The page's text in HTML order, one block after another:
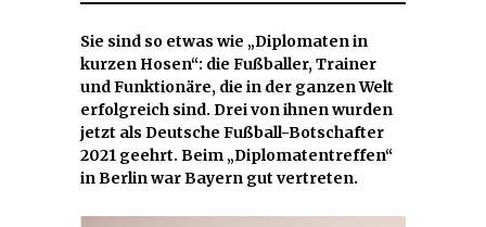
Sie sind so etwas wie „Diplomaten in
kurzen Hosen“: die Fußballer, Trainer
und Funktionäre, die in der ganzen Welt
erfolgreich sind. Drei von ihnen wurden
jetzt als Deutsche Fußball-Botschafter
2021 geehrt. Beim „Diplomatentreffen“
in Berlin war Bayern gut vertreten.